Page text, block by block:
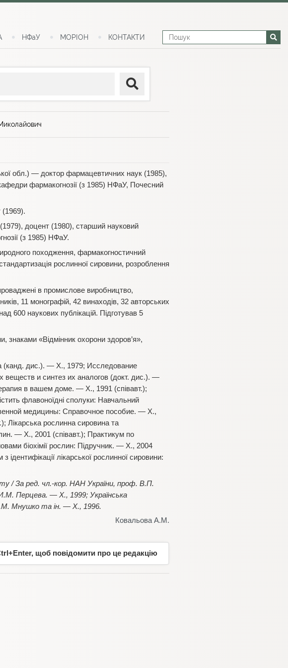
НФаУ МОРІОН КОНТАКТИ
обл.) — доктор фармацевтичних наук (1985),
фармакогнозії (з 1985) НФаУ, Почесний
(1969).
доцент (1980), старший науковий
(з 1985) НФаУ.
походження, фармакогностичний
рослинної сировини, розроблення
в промислове виробництво,
11 монографій, 42 винаходів, 32 авторських
600 наукових публікацій. Підготував 5
«Відмінник охорони здоров’я»,
(канд. дис.). — Х., 1979; Исследование
веществ и синтез их аналогов (докт. дис.). —
в вашем доме. — Х., 1991 (співавт.);
флавоноїдні сполуки: Навчальний
медицины: Справочное пособие. — Х.,
Лікарська рослинна сировина та
— Х., 2001 (співавт.); Практикум по
біохімії рослин: Підручник. — Х., 2004
лікарської рослинної сировини:
/ За ред. чл.-кор. НАН України, проф. В.П.
Перцева. — Х., 1999; Українська
Мнушко та ін. — Х., 1996.
Ковальова А.М.
щоб повідомити про це редакцію